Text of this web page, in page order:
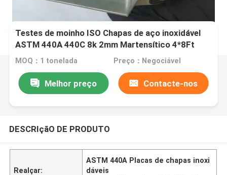
Testes de moinho ISO Chapas de aço inoxidável
ASTM 440A 440C 8k 2mm Martensítico 4*8Ft
MOQ：1 tonelada Preço：Negociável
Melhor preço Contacte-nos
DESCRIçãO DE PRODUTO
Realçar:
ASTM 440A Placas de chapas inoxi
dáveis